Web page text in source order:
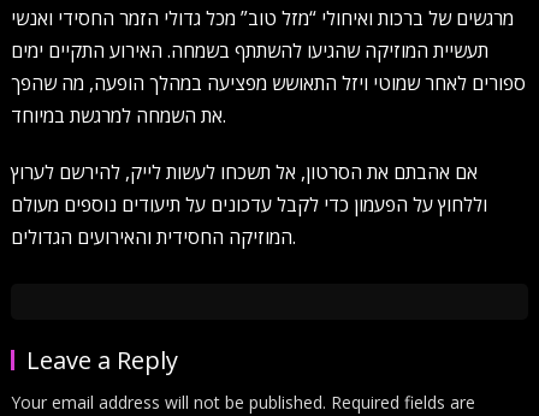
מרגשים של ברכות ואיחולי “מזל טוב” מכל גדולי הזמר החסידי ואנשי
תעשיית המוזיקה שהגיעו להשתתף בשמחה. האירוע התקיים ימים
ספורים לאחר שמוטי ויזל התאושש מפציעה במהלך הופעה, מה שהפך
את השמחה למרגשת במיוחד.
אם אהבתם את הסרטון, אל תשכחו לעשות לייק, להירשם לערוץ
וללחוץ על הפעמון כדי לקבל עדכונים על תיעודים נוספים מעולם
המוזיקה החסידית והאירועים הגדולים.
Leave a Reply
Your email address will not be published. Required fields are